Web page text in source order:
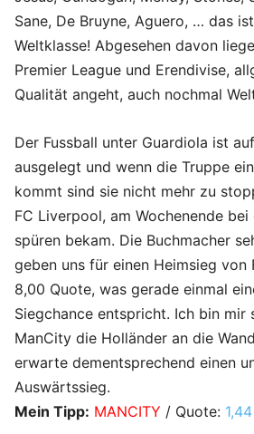
Sane, De Bruyne, Aguero, … das
Weltklasse! Abgesehen davon
Premier League und Erendivise,
Qualität angeht, auch nochmal
Der Fussball unter Guardiola ist
ausgelegt und wenn die Truppe
kommt sind sie nicht mehr zu
FC Liverpool, am Wochenende
spüren bekam. Die Buchmacher
geben uns für einen Heimsieg von
8,00 Quote, was gerade einmal
Siegchance entspricht. Ich bin mir
ManCity die Holländer an die
erwarte dementsprechend einen
Auswärtssieg.
Mein Tipp: MANCITY / Quote: